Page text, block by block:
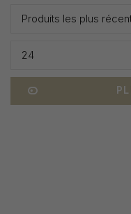
Produits les plus
24